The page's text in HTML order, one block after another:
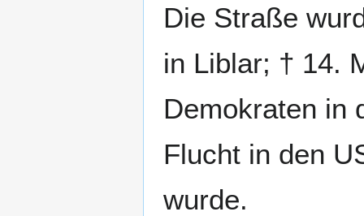
Die Straße
in Liblar; † 14.
Demokraten in
Flucht in den
wurde.